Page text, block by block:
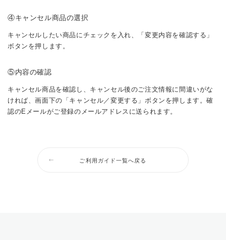
④キャンセル商品の選択
キャンセルしたい商品にチェックを入れ、「変更内容を確認する」
ボタンを押します。
⑤内容の確認
キャンセル商品を確認し、キャンセル後のご注文情報に間違いがな
ければ、画面下の「キャンセル／変更する」ボタンを押します。確
認のEメールがご登録のメールアドレスに送られます。
ご利用ガイド一覧へ戻る